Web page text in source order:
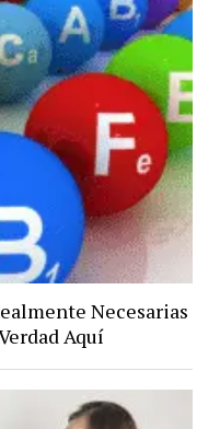
Necesarias
Aquí